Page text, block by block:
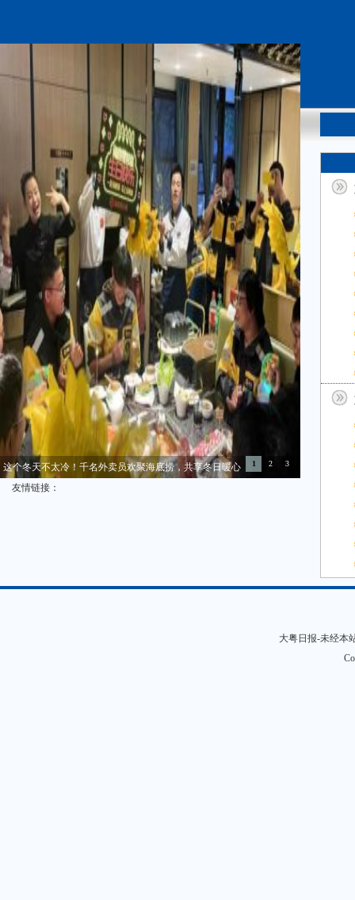
这个冬天不太冷！千名外卖员欢聚海底捞，共享冬日暖心 1 2 3
友情链接：
大粤日报-未经本